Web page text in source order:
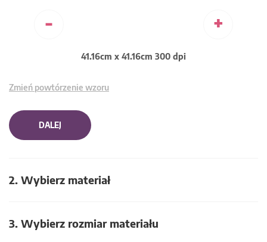
- +
41.16cm x 41.16cm 300 dpi
Zmień powtórzenie wzoru
DALEJ
2. Wybierz materiał
3. Wybierz rozmiar materiału